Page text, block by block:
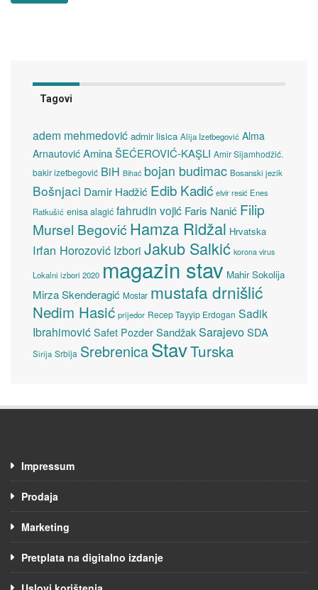
Tagovi
adem mehmedović admir lisica Alija Izetbegović Alma
Arnautović Amina ŠEĆEROVIĆ-KAŞLI Amir Sijamhodžić.
bakir izetbegović BiH Bihać bojan budimac Bosanski jezik
Bošnjaci Damir Hadžić Edib Kadić elvir resić Enes
Ratkušić enisa alagić fahrudin vojić Faris Nanić Filip
Mursel Begović Hamza Ridžal Hrvatska
Irfan Horozović Izbori Jakub Salkić korona virus
Lokalni izbori 2020 magazin stav Mahir Sokolija
Mirza Skenderagić Mostar mustafa drnišlić
Nedim Hasić prijedor Recep Tayyip Erdogan Sadik
Ibrahimović Safet Pozder SandžakSarajevoSDA
Sirija Srbija SrebrenicaStavTurska
Impressum
Prodaja
Marketing
Pretplata na digitalno izdanje